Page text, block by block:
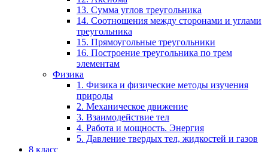
13. Сумма углов треугольника
14. Соотношения между сторонами и углами
треугольника
15. Прямоугольные треугольники
16. Построение треугольника по трем
элементам
Физика
1. Физика и физические методы изучения
природы
2. Механическое движение
3. Взаимодействие тел
4. Работа и мощность. Энергия
5. Давление твердых тел, жидкостей и газов
8 класс